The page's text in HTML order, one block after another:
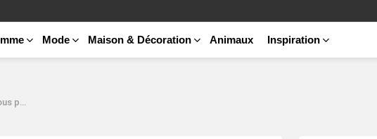
Mode Maison & Décoration Animaux Inspiration
le lundi bleu